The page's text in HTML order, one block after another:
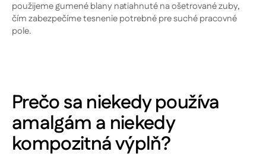
použijeme gumené blany natiahnuté na ošetrované zuby,
čím zabezpečíme tesnenie potrebné pre suché pracovné
pole.
Prečo sa niekedy používa
amalgám a niekedy
kompozitná výplň?